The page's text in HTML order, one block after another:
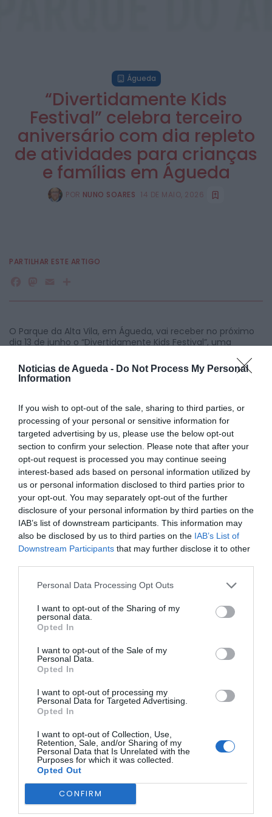
Noticias de Agueda - Do Not Process My Personal
Information
If you wish to opt-out of the sale, sharing to third parties, or
processing of your personal or sensitive information for
targeted advertising by us, please use the below opt-out
section to confirm your selection. Please note that after your
opt-out request is processed you may continue seeing
interest-based ads based on personal information utilized by
us or personal information disclosed to third parties prior to
your opt-out. You may separately opt-out of the further
disclosure of your personal information by third parties on the
IAB’s list of downstream participants. This information may
also be disclosed by us to third parties on the IAB’s List of
Downstream Participants that may further disclose it to other
Personal Data Processing Opt Outs
I want to opt-out of the Sharing of my
personal data.
Opted In
I want to opt-out of the Sale of my
Personal Data.
Opted In
I want to opt-out of processing my
Personal Data for Targeted Advertising.
Opted In
I want to opt-out of Collection, Use,
Retention, Sale, and/or Sharing of my
Personal Data that Is Unrelated with the
Purposes for which it was collected.
Opted Out
CONFIRM
Águeda
“Divertidamente Kids
Festival” celebra terceiro
aniversário com dia repleto
de atividades para crianças
e famílias em Águeda
POR NUNO SOARES 14 DE MAIO, 2026
O Parque da Alta Vila, em Águeda, vai receber no próximo
dia 13 de junho o “Divertidamente Kids Festival”, uma
Divertidamente para assinalar o seu terceiro aniversário,
com um programa inteiramente dedicado às crianças, à
aprendizagem e à diversão em família.
O evento decorre entre as 10h e as 18h e promete
transformar o espaço num verdadeiro ponto de encontro
para os mais novos, reunindo atividades educativas,
culturais, artísticas e recreativas ao longo de todo o dia.
Sob o mote “Transformar a Aprendizagem em Diversão”, o
festival pretende proporcionar experiências lúdicas e
pedagógicas, incentivando a criatividade, o bem-estar e o
convívio entre famílias.
O programa arranca às 10h com uma aula de yoga
dinamizada pela RG Pilates & Movimento, seguindo-se
uma atividade de exploração da natureza promovida pela
Aldeia dos Melritos. Durante a manhã haverá ainda um
workshop de música com Bernardo Duarte, um workshop
de cerâmica com “Os Mequis” e a apresentação “Rei da
Ao início da tarde, entre as 12h30 e as 14h, decorrem o
recital de obras literárias, apresentado por alunos do 10.º ao
a toda a família.
A programação continua durante a tarde com atuações
de dança pelos alunos do 1.º ao 4.º ano, a atividade
“Matematicamente”, uma sessão de “Hora do Conto”
dinamizada pela Patanisca e Sardanisca e ainda um
workshop “Oficina das Emoções”, orientado pela psicóloga
Lígia Ribeiro.
Além das atividades agendadas, o festival contará durante
todo o dia com pinturas faciais, insufláveis e jogos
tradicionais, garantindo entretenimento contínuo para
PARTILHAR ESTE ARTIGO